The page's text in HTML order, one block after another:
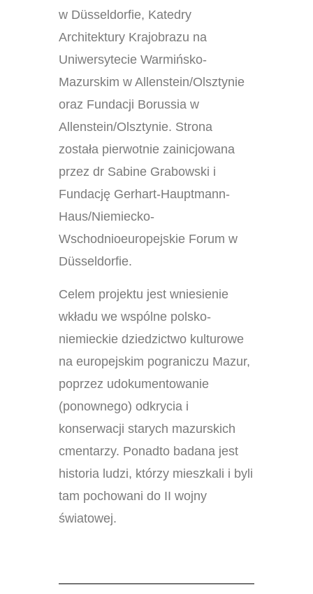
w Düsseldorfie, Katedry
Architektury Krajobrazu na
Uniwersytecie Warmińsko-
Mazurskim w Allenstein/Olsztynie
oraz Fundacji Borussia w
Allenstein/Olsztynie. Strona
została pierwotnie zainicjowana
przez dr Sabine Grabowski i
Fundację Gerhart-Hauptmann-
Haus/Niemiecko-
Wschodnioeuropejskie Forum w
Düsseldorfie.
Celem projektu jest wniesienie
wkładu we wspólne polsko-
niemieckie dziedzictwo kulturowe
na europejskim pograniczu Mazur,
poprzez udokumentowanie
(ponownego) odkrycia i
konserwacji starych mazurskich
cmentarzy. Ponadto badana jest
historia ludzi, którzy mieszkali i byli
tam pochowani do II wojny
światowej.